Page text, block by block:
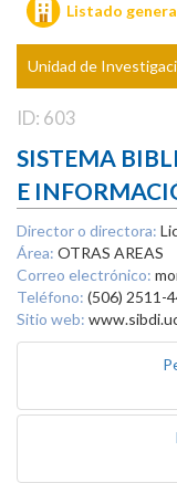
Listado
Unidad de
ID: 603
SISTEMA
E
Director o directora:
Área: OTRAS AREAS
Correo electrónico:
Teléfono: (506) 2511-
Sitio web: